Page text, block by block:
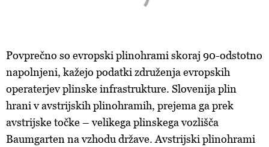
Povprečno so evropski plinohrami skoraj 90-odstotno
napolnjeni, kažejo podatki združenja evropskih
operaterjev plinske infrastrukture. Slovenija plin
hrani v avstrijskih plinohramih, prejema ga prek
avstrijske točke – velikega plinskega vozlišča
Baumgarten na vzhodu države. Avstrijski plinohrami